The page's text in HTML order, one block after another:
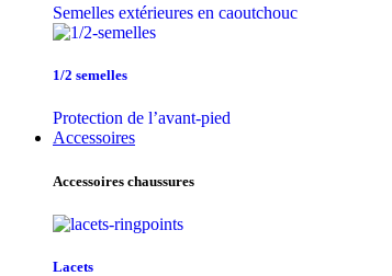
Semelles extérieures en caoutchouc
1/2 semelles
Protection de l’avant-pied
Accessoires
Accessoires chaussures
Lacets